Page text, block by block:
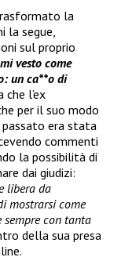
la
la segue,
sul proprio
vesto come
un ca**o di
l’ex
per il suo modo
era stata
commenti
la possibilità di
dai giudizi:
libera da
mostrarsi come
con tanta
della sua presa